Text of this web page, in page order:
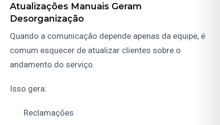
Atualizações Manuais Geram
Desorganização
Quando a comunicação depende apenas da equipe, é
comum esquecer de atualizar clientes sobre o
andamento do serviço.
Isso gera:
Reclamações